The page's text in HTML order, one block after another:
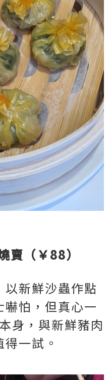
賣（￥88）
新鮮沙蟲作點
怕，但真心一
身，與新鮮豬肉
一試。